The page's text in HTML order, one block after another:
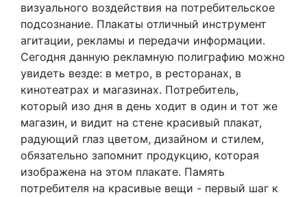
визуального воздействия на потребительское
подсознание. Плакаты отличный инструмент
агитации, рекламы и передачи информации.
Сегодня данную рекламную полиграфию можно
увидеть везде: в метро, в ресторанах, в
кинотеатрах и магазинах. Потребитель,
который изо дня в день ходит в один и тот же
магазин, и видит на стене красивый плакат,
радующий глаз цветом, дизайном и стилем,
обязательно запомнит продукцию, которая
изображена на этом плакате. Память
потребителя на красивые вещи - первый шаг к